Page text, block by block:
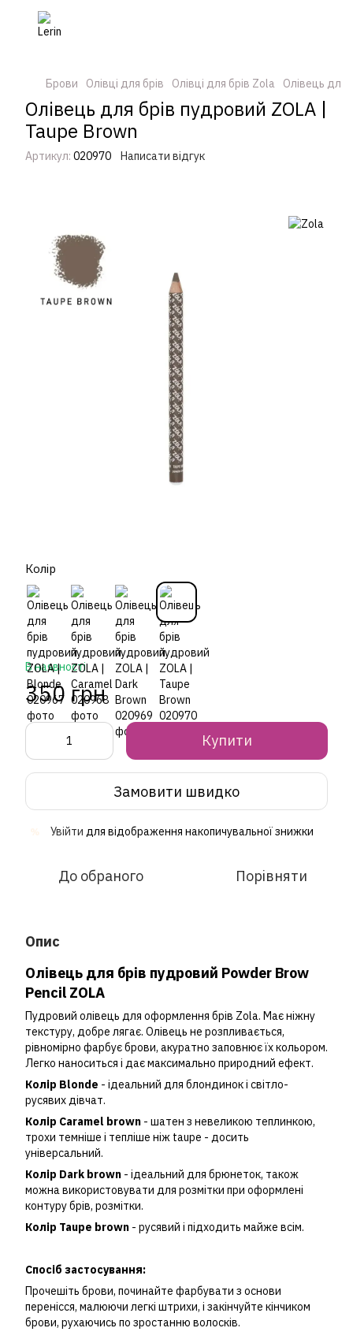
Брови Олівці для брів Олівці для брів Zola Олівець для
Олівець для брів пудровий ZOLA |
Taupe Brown
Артикул: 020970 Написати відгук
Колір
В наявності
350 грн
Купити
Замовити швидко
Увійти для відображення накопичувальної знижки
До обраного Порівняти
Опис
Олівець для брів пудровий Powder Brow
Pencil ZOLA
Пудровий олівець для оформлення брів Zola. Має ніжну
текстуру, добре лягає. Олівець не розпливається,
рівномірно фарбує брови, акуратно заповнює їх кольором.
Легко наноситься і дає максимально природний ефект.
Колір Blonde - ідеальний для блондинок і світло-
русявих дівчат.
Колір Caramel brown - шатен з невеликою теплинкою,
трохи темніше і тепліше ніж taupe - досить
універсальний.
Колір Dark brown - ідеальний для брюнеток, також
можна використовувати для розмітки при оформлені
контуру брів, розмітки.
Колір Taupe brown - русявий і підходить майже всім.
Спосіб застосування:
Прочешіть брови, починайте фарбувати з основи
перенісся, малюючи легкі штрихи, і закінчуйте кінчиком
брови, рухаючись по зростанню волосків.